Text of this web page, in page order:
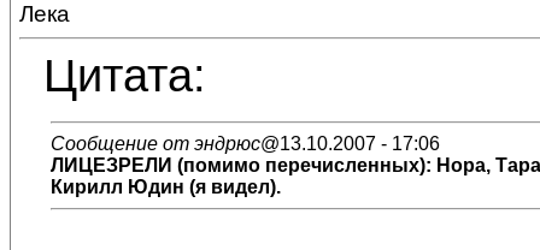
Лека
Цитата:
Сообщение от эндрюс@13.10.2007 - 17:06
ЛИЦЕЗРЕЛИ (помимо перечисленных): Нора,
Кирилл Юдин (я видел).